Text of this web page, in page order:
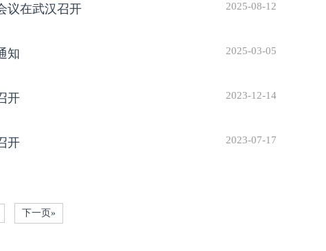
2025-08-12
议在武汉召开
2025-03-05
知
2023-12-14
开
2023-07-17
开
下一页»